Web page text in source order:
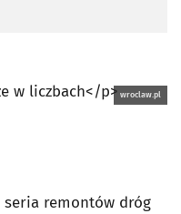
wroclaw.pl
seria remontów dróg